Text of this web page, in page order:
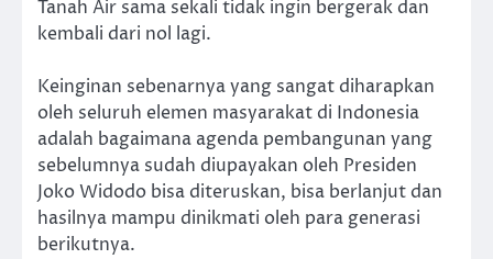
Tanah Air sama sekali tidak ingin bergerak dan
kembali dari nol lagi.
Keinginan sebenarnya yang sangat diharapkan
oleh seluruh elemen masyarakat di Indonesia
adalah bagaimana agenda pembangunan yang
sebelumnya sudah diupayakan oleh Presiden
Joko Widodo bisa diteruskan, bisa berlanjut dan
hasilnya mampu dinikmati oleh para generasi
berikutnya.